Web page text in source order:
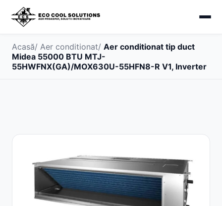
Acasă/ Aer conditionat/ Aer conditionat tip duct
Midea 55000 BTU MTJ-
55HWFNX(GA)/MOX630U-55HFN8-R V1, Inverter